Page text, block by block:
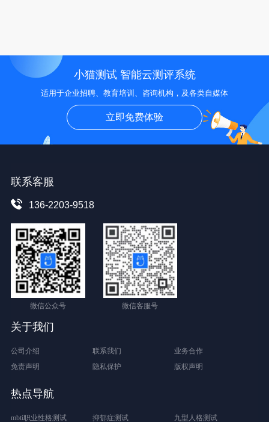
小猫测试 智能云测评系统
适用于企业招聘、教育培训、咨询机构，及各类自媒体
立即免费体验
联系客服
136-2203-9518
微信公众号 微信客服号
关于我们
公司介绍 联系我们
业务合作
免责声明
隐私保护 版权声明
热点导航
mbti职业性格测试 抑郁症测试 九型人格测试